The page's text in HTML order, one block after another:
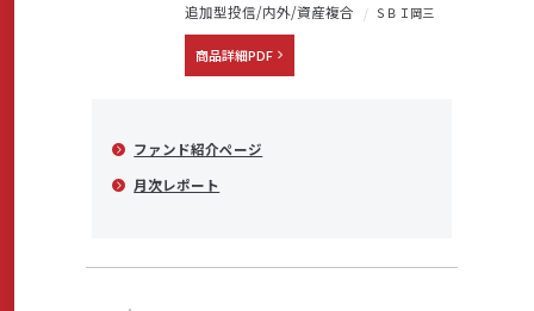
追加型投信/内外/資産複合 ＳＢＩ岡三
商品詳細PDF
ファンド紹介ページ
月次レポート